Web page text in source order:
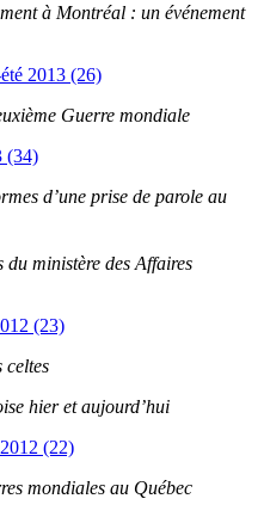
à Montréal : un événement
2013 (26)
Guerre mondiale
(34)
d’une prise de parole au
du ministère des Affaires
(23)
celtes
hier et aujourd’hui
(22)
mondiales au Québec